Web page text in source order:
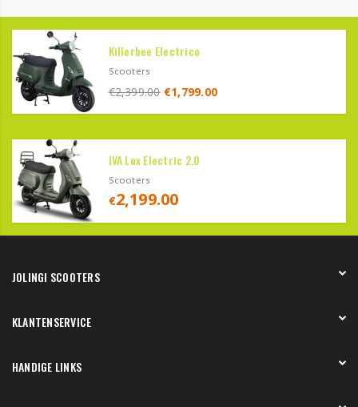
Killerbee Electrico
Scooters
€2,399.00 €1,799.00
IVA Lux Electric 2.0
Scooters
€2,199.00
JOLINGI SCOOTERS
Onze showroom
KLANTENSERVICE
Verzending en bezorging
HANDIGE LINKS